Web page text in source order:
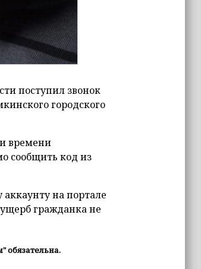
поступил звонок
городского
времени
сообщить код из
на портале
гражданка не
обязательна.